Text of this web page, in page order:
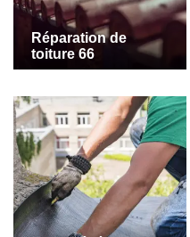
Réparation de
toiture 66